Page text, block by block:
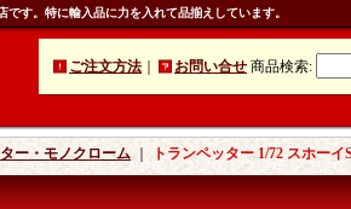
す。特に輸入品に力を入れて品揃えしています。
ご注文方法 お問い合せ 商品検索:
ー・モノクローム｜ トランペッター 1/72 スホー